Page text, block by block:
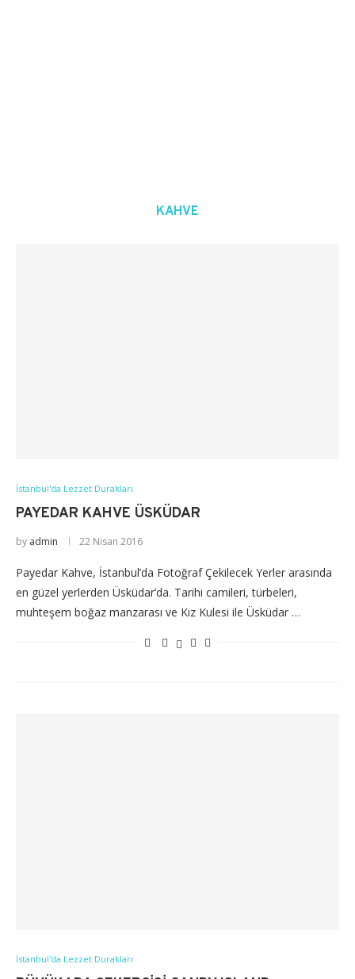
KAHVE
İstanbul'da Lezzet Durakları
PAYEDAR KAHVE ÜSKÜDAR
by admin 22 Nisan 2016
Payedar Kahve, İstanbul’da Fotoğraf Çekilecek Yerler arasında
en güzel yerlerden Üsküdar’da. Tarihi camileri, türbeleri,
muhteşem boğaz manzarası ve Kız Kulesi ile Üsküdar …
İstanbul'da Lezzet Durakları